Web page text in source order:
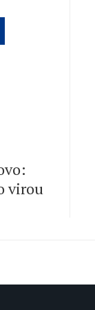
virou